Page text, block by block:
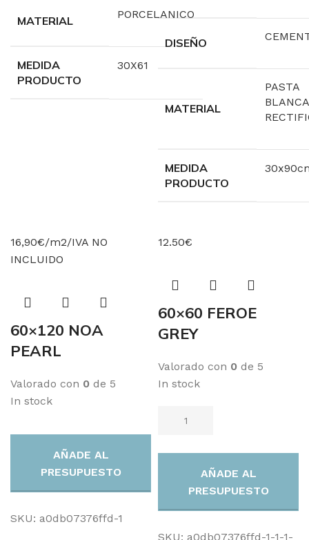
MATERIAL PORCELANICO
MEDIDA
PRODUCTO
30X61
DISEÑO
MATERIAL
PASTA
BLANCA
MEDIDA
PRODUCTO
16,90€/m2/IVA NO
INCLUIDO
60×120 NOA
PEARL
Valorado con 0 de 5
In stock
AÑADE AL
PRESUPUESTO
SKU: a0db07376ffd-1
12.50€
60×60 FEROE
GREY
Valorado con 0 de 5
In stock
AÑADE AL
PRESUPUESTO
SKU: a0db07376ffd-1-1-1-